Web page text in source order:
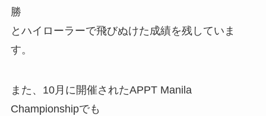
勝
とハイローラーで飛びぬけた成績を残していま
す。
また、10月に開催されたAPPT Manila
Championshipでも